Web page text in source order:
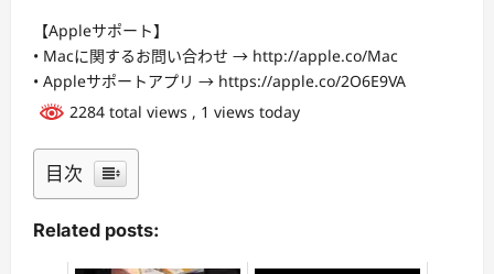
【Appleサポート】
• Macに関するお問い合わせ → http://apple.co/Mac
• Appleサポートアプリ → https://apple.co/2O6E9VA
2284 total views , 1 views today
目次
Related posts: